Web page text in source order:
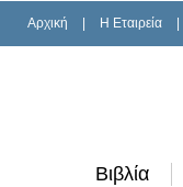
Αρχική H Εταιρεία
Βιβλία